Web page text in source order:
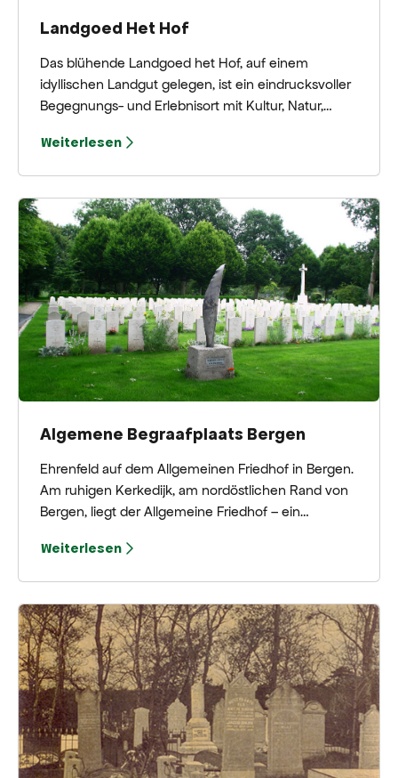
Landgoed Het Hof
Das blühende Landgoed het Hof, auf einem
idyllischen Landgut gelegen, ist ein eindrucksvoller
Begegnungs- und Erlebnisort mit Kultur, Natur,
Ausgangspunkten.
Weiterlesen
Algemene Begraafplaats Bergen
Ehrenfeld auf dem Allgemeinen Friedhof in Bergen.
Am ruhigen Kerkedijk, am nordöstlichen Rand von
Bergen, liegt der Allgemeine Friedhof – ein
südöstlichen Teil befindet sich ein besonderer
Weiterlesen